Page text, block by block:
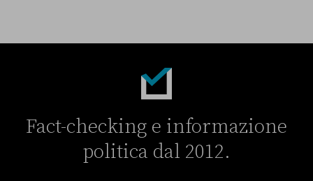
Fact-checking e informazione
politica dal 2012.